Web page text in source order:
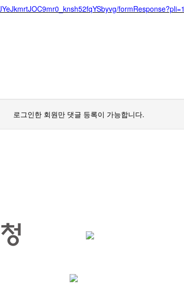
formResponse?pli=1
로그인한 회원만 댓글 등록이 가능합니다.